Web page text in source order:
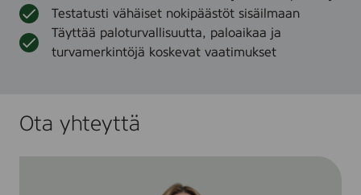
Testatusti vähäiset nokipäästöt sisäilmaan
Täyttää paloturvallisuutta, paloaikaa ja
turvamerkintöjä koskevat vaatimukset
Ota yhteyttä